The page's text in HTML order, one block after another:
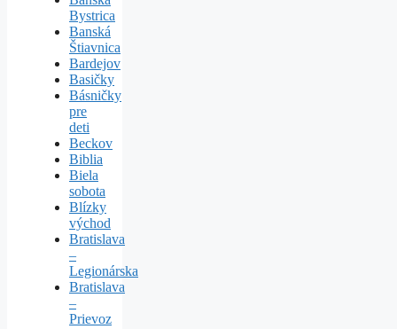
Bystrica
Banská
Štiavnica
Bardejov
Basičky
Básničky
pre
deti
Beckov
Biblia
Biela
sobota
Blízky
východ
Bratislava
–
Legionárska
Bratislava
–
Prievoz